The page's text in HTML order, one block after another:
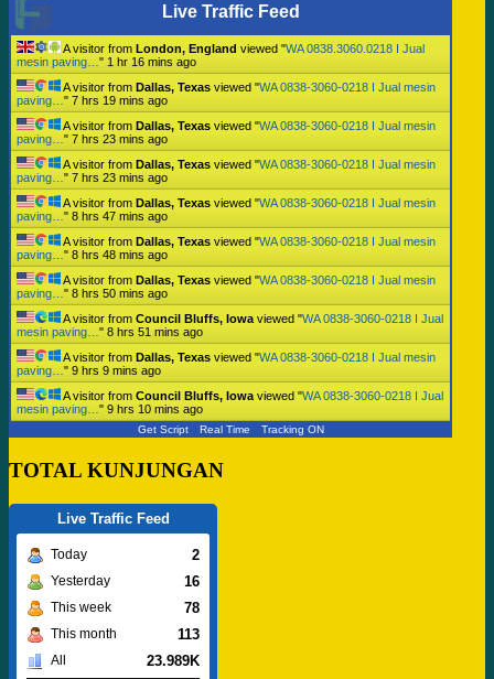
Live Traffic Feed
A visitor from London, England viewed "WA 0838.3060.0218 I Jual
mesin paving… " 1 hr 16 mins ago
A visitor from Dallas, Texas viewed "WA 0838-3060-0218 I Jual mesin
paving… " 7 hrs 19 mins ago
A visitor from Dallas, Texas viewed "WA 0838-3060-0218 I Jual mesin
paving… " 7 hrs 23 mins ago
A visitor from Dallas, Texas viewed "WA 0838-3060-0218 I Jual mesin
paving… " 7 hrs 23 mins ago
A visitor from Dallas, Texas viewed "WA 0838-3060-0218 I Jual mesin
paving… " 8 hrs 47 mins ago
A visitor from Dallas, Texas viewed "WA 0838-3060-0218 I Jual mesin
paving… " 8 hrs 48 mins ago
A visitor from Dallas, Texas viewed "WA 0838-3060-0218 I Jual mesin
paving… " 8 hrs 50 mins ago
A visitor from Council Bluffs, Iowa viewed "WA 0838-3060-0218 I Jual
mesin paving… " 8 hrs 51 mins ago
A visitor from Dallas, Texas viewed "WA 0838-3060-0218 I Jual mesin
paving… " 9 hrs 9 mins ago
A visitor from Council Bluffs, Iowa viewed "WA 0838-3060-0218 I Jual
mesin paving… " 9 hrs 10 mins ago
Get Script Real Time Tracking ON
TOTAL KUNJUNGAN
Live Traffic Feed
Today 2
Yesterday 16
This week 78
This month 113
All 23.989K